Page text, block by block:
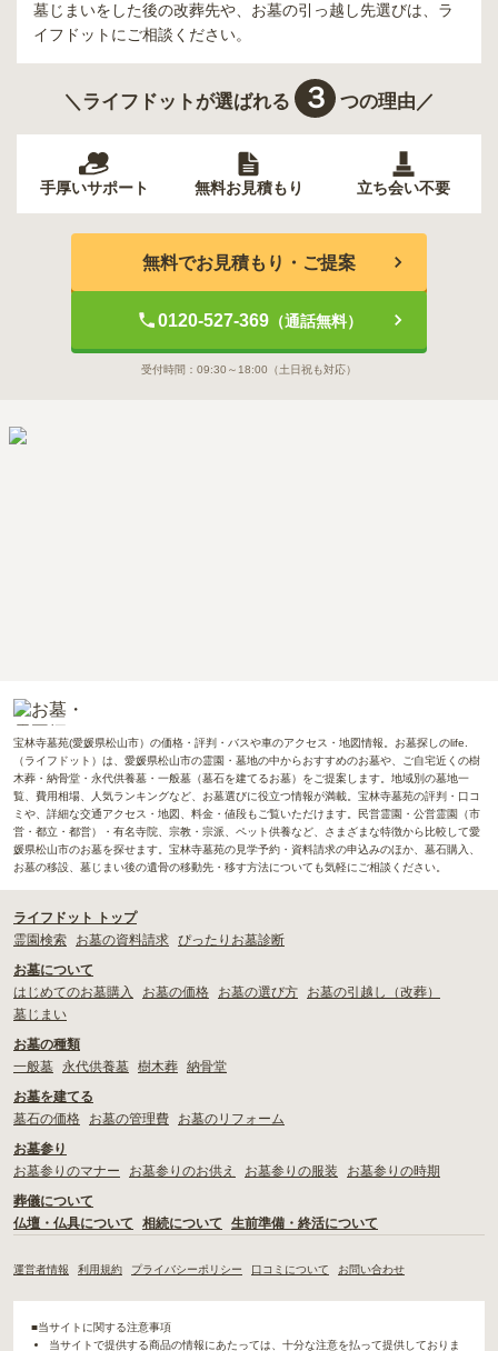
墓じまいをした後の改葬先や、お墓の引っ越し先選びは、ラ
イフドットにご相談ください。
＼ライフドットが選ばれる ３ つの理由／
手厚いサポート 無料お見積もり 立ち会い不要
無料でお見積もり・ご提案
0120-527-369（通話無料）
受付時間： 09:30～18:00 （土日祝も対応）
宝林寺墓苑(愛媛県松山市）の価格・評判・バスや車のアクセス・地図情報。お墓探しのlife.
（ライフドット）は、愛媛県松山市の霊園・墓地の中からおすすめのお墓や、ご自宅近くの樹
木葬・納骨堂・永代供養墓・一般墓（墓石を建てるお墓）をご提案します。地域別の墓地一
覧、費用相場、人気ランキングなど、お墓選びに役立つ情報が満載。宝林寺墓苑の評判・口コ
ミや、詳細な交通アクセス・地図、料金・値段もご覧いただけます。民営霊園・公営霊園（市
営・都立・都営）・有名寺院、宗教・宗派、ペット供養など、さまざまな特徴から比較して愛
媛県松山市のお墓を探せます。宝林寺墓苑の見学予約・資料請求の申込みのほか、墓石購入、
お墓の移設、墓じまい後の遺骨の移動先・移す方法についても気軽にご相談ください。
ライフドット トップ
霊園検索
お墓の資料請求 ぴったりお墓診断
お墓について
はじめてのお墓購入
お墓の価格 お墓の選び方
お墓の引越し（改葬）
墓じまい
お墓の種類
一般墓
永代供養墓 樹木葬 納骨堂
お墓を建てる
墓石の価格
お墓の管理費
お墓のリフォーム
お墓参り
お墓参りのマナー
お墓参りのお供え お墓参りの服装
お墓参りの時期
葬儀について
仏壇・仏具について
相続について 生前準備・終活について
運営者情報 利用規約 プライバシーポリシー 口コミについて お問い合わせ
■当サイトに関する注意事項
当サイトで提供する商品の情報にあたっては、十分な注意を払って提供しておりま